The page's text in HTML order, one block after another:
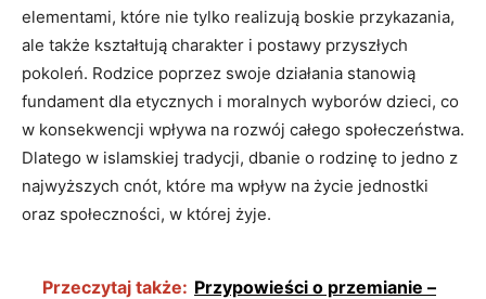
elementami, które nie tylko realizują boskie przykazania,
ale także kształtują charakter i postawy przyszłych
pokoleń. Rodzice poprzez swoje działania stanowią
fundament dla etycznych i moralnych wyborów dzieci, co
w konsekwencji wpływa na rozwój całego społeczeństwa.
Dlatego w islamskiej tradycji, dbanie o rodzinę to jedno z
najwyższych cnót, które ma wpływ na życie jednostki
oraz społeczności, w której żyje.
Przeczytaj także: Przypowieści o przemianie –